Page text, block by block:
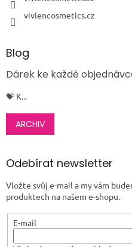
viviencosmetics.cz
Blog
Dárek ke každé
💝 K...
ARCHIV
Odebírat newsletter
Vložte svůj e-mail a my vám
produktech na našem e-shopu.
E-mail